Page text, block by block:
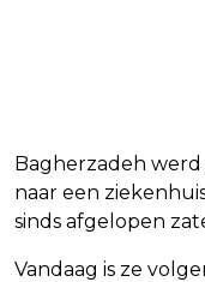
Bagherzadeh
naar een
sinds afgelopen
Vandaag is ze